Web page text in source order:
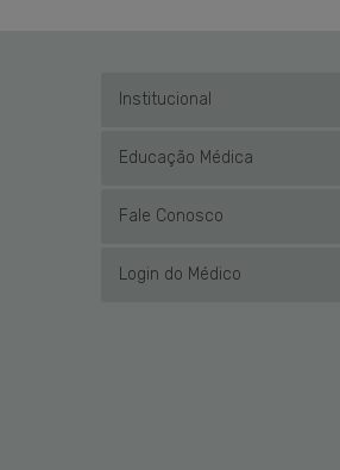
Institucional
Educação Médica
Fale Conosco
Login do Médico